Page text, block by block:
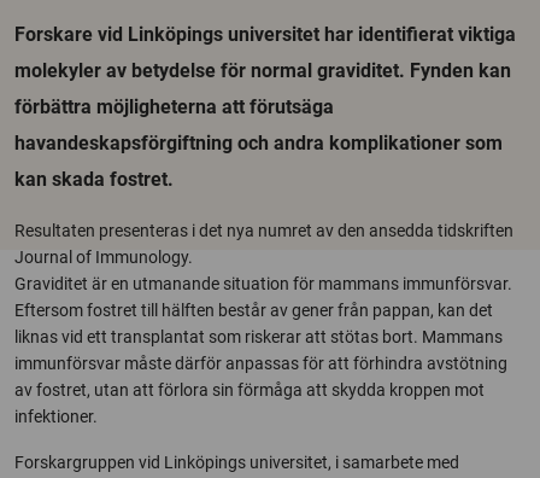
Forskare vid Linköpings universitet har identifierat viktiga
molekyler av betydelse för normal graviditet. Fynden kan
förbättra möjligheterna att förutsäga
havandeskapsförgiftning och andra komplikationer som
kan skada fostret.
Resultaten presenteras i det nya numret av den ansedda tidskriften
Journal of Immunology.
Graviditet är en utmanande situation för mammans immunförsvar.
Eftersom fostret till hälften består av gener från pappan, kan det
liknas vid ett transplantat som riskerar att stötas bort. Mammans
immunförsvar måste därför anpassas för att förhindra avstötning
av fostret, utan att förlora sin förmåga att skydda kroppen mot
infektioner.
Forskargruppen vid Linköpings universitet, i samarbete med